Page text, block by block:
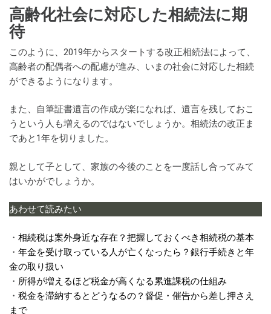
高齢化社会に対応した相続法に期
待
このように、2019年からスタートする改正相続法によって、
高齢者の配偶者への配慮が進み、いまの社会に対応した相続
ができるようになります。
また、自筆証書遺言の作成が楽になれば、遺言を残しておこ
うという人も増えるのではないでしょうか。相続法の改正ま
であと1年を切りました。
親として子として、家族の今後のことを一度話し合ってみて
はいかがでしょうか。
あわせて読みたい
・ 相続税は案外身近な存在？把握しておくべき相続税の基本
・ 年金を受け取っている人が亡くなったら？銀行手続きと年
金の取り扱い
・ 所得が増えるほど税金が高くなる累進課税の仕組み
・ 税金を滞納するとどうなるの？督促・催告から差し押さえ
まで